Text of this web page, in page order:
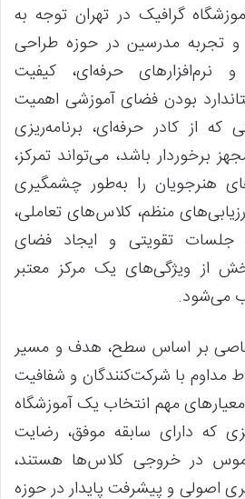
گرافیک در تهران توجه به
تجربه مدرسین در حوزه طراحی
نرم‌افزارهای حرفه‌ای، کیفیت
بودن فضای آموزشی اهمیت
که از کادر حرفه‌ای، برنامه‌ریزی
برخوردار باشد، می‌تواند تمرکز،
هنرجویان را به‌طور چشمگیری
منظم، کلاس‌های تعاملی،
جلسات تقویتی و ایجاد فضای
از ویژگی‌های یک مرکز معتبر
می‌شود.
بر اساس سطح، هدف و مسیر
مداوم با شرکت‌کنندگان و شفافیت
معیارهای مهم انتخاب یک آموزشگاه
که دارای سابقه موفق، رضایت
در خروجی کلاس‌ها هستند،
اصولی و پیشرفت پایدار در حوزه